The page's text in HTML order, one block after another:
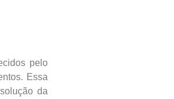
pelo
Essa
da